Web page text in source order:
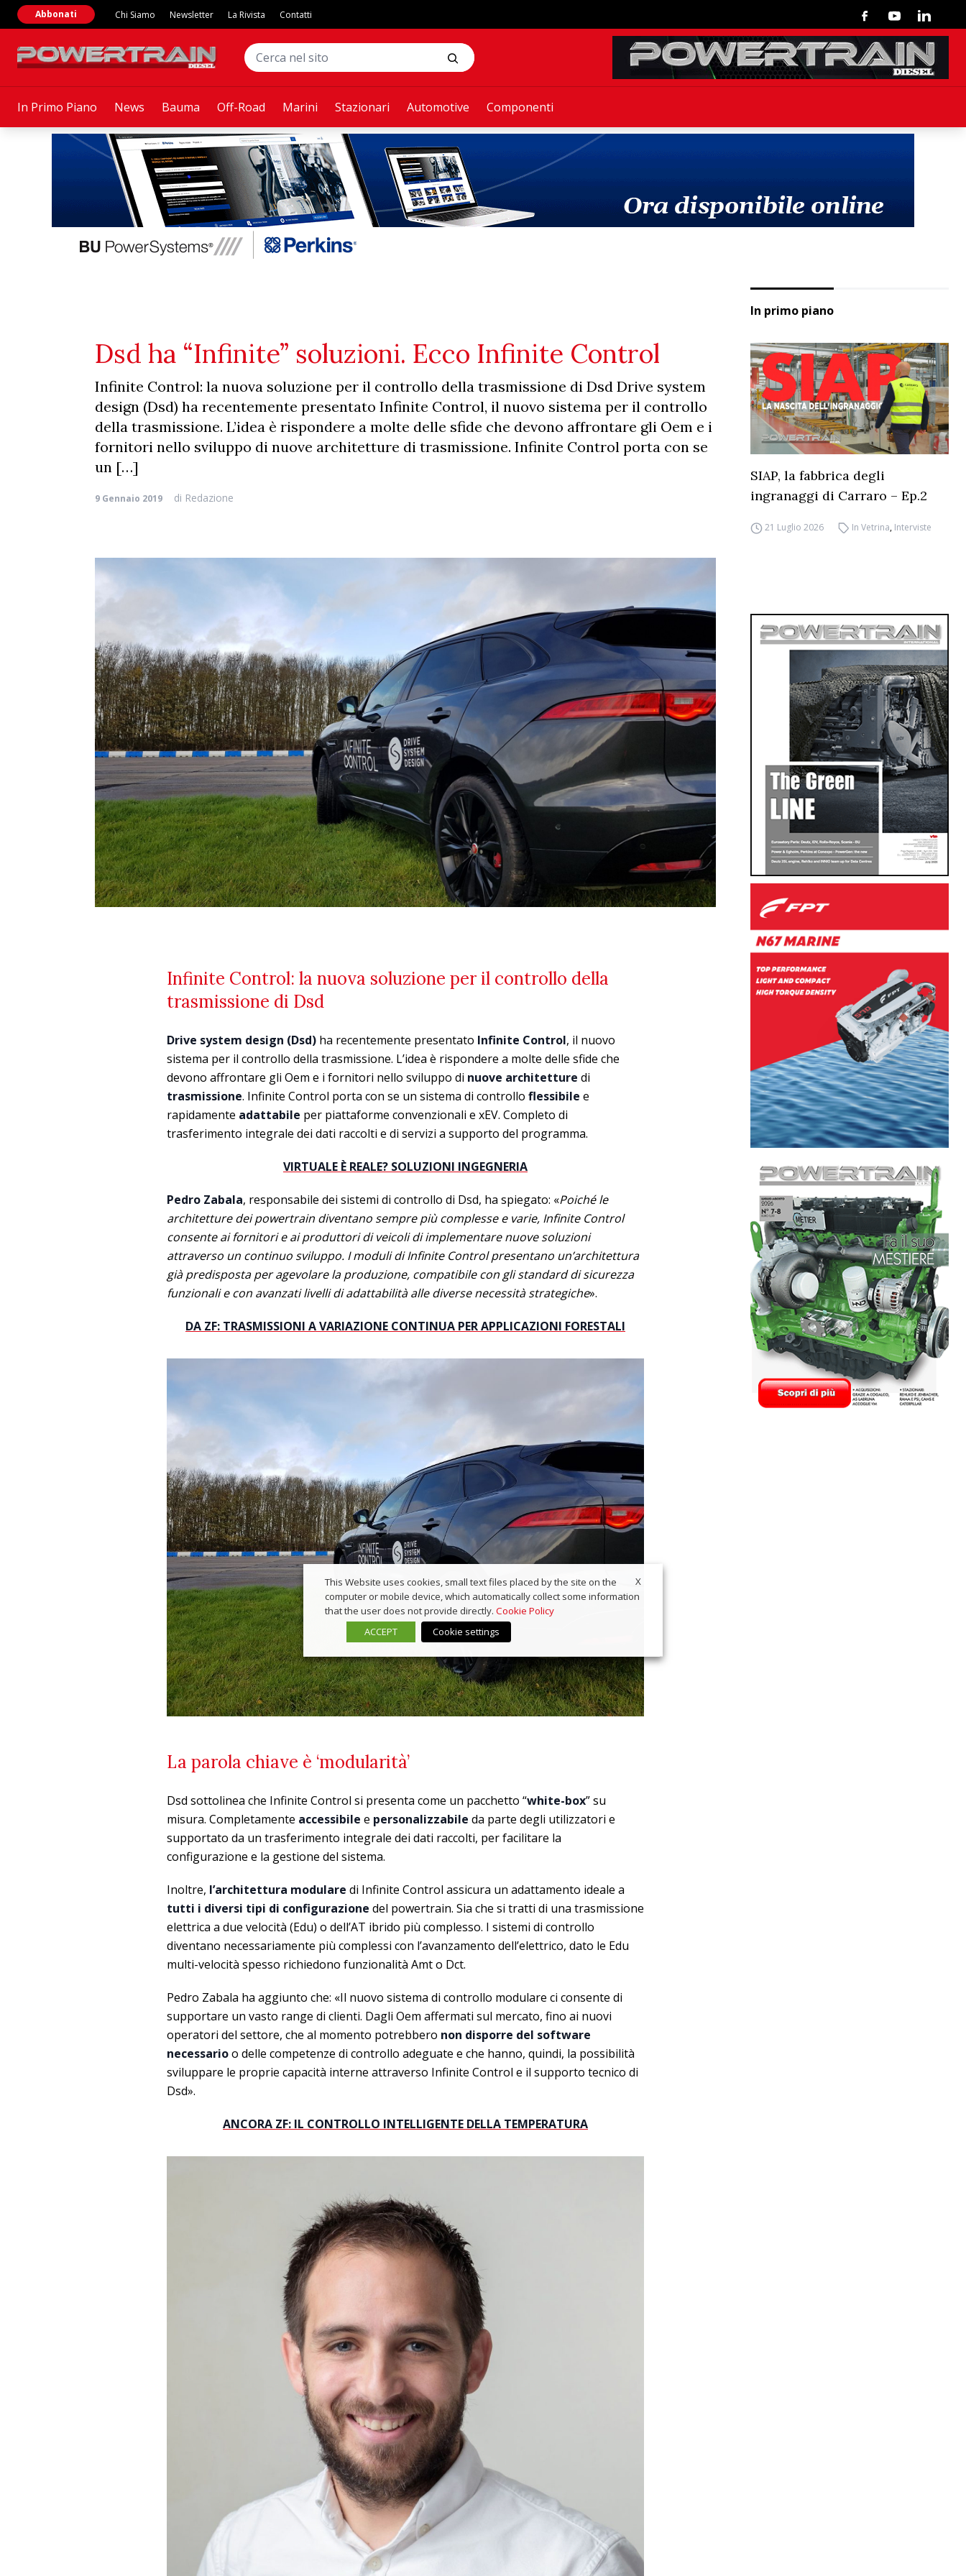
In Primo Piano News Bauma Off-Road Marini Stazionari Automotive Componenti
Abbonati Chi Siamo Newsletter La Rivista Contatti FacebookYoutubeLinkedin
Dsd ha “Infinite” soluzioni. Ecco Infinite Control
Infinite Control: la nuova soluzione per il controllo della trasmissione di Dsd Drive system
design (Dsd) ha recentemente presentato Infinite Control, il nuovo sistema per il controllo
della trasmissione. L’idea è rispondere a molte delle sfide che devono affrontare gli Oem e i
fornitori nello sviluppo di nuove architetture di trasmissione. Infinite Control porta con se
un […]
9 Gennaio 2019 di Redazione
Infinite Control: la nuova soluzione per il controllo della
trasmissione di Dsd
Drive system design (Dsd) ha recentemente presentato Infinite Control, il nuovo
sistema per il controllo della trasmissione. L’idea è rispondere a molte delle sfide che
devono affrontare gli Oem e i fornitori nello sviluppo di nuove architetture di
trasmissione. Infinite Control porta con se un sistema di controllo flessibile e
rapidamente adattabile per piattaforme convenzionali e xEV. Completo di
trasferimento integrale dei dati raccolti e di servizi a supporto del programma.
VIRTUALE È REALE? SOLUZIONI INGEGNERIA
Pedro Zabala, responsabile dei sistemi di controllo di Dsd, ha spiegato: «Poiché le
architetture dei powertrain diventano sempre più complesse e varie, Infinite Control
consente ai fornitori e ai produttori di veicoli di implementare nuove soluzioni
attraverso un continuo sviluppo. I moduli di Infinite Control presentano un’architettura
già predisposta per agevolare la produzione, compatibile con gli standard di sicurezza
funzionali e con avanzati livelli di adattabilità alle diverse necessità strategiche».
DA ZF: TRASMISSIONI A VARIAZIONE CONTINUA PER APPLICAZIONI FORESTALI
La parola chiave è ‘modularità’
Dsd sottolinea che Infinite Control si presenta come un pacchetto “white-box” su
misura. Completamente accessibile e personalizzabile da parte degli utilizzatori e
supportato da un trasferimento integrale dei dati raccolti, per facilitare la
configurazione e la gestione del sistema.
Inoltre, l’architettura modulare di Infinite Control assicura un adattamento ideale a
tutti i diversi tipi di configurazione del powertrain. Sia che si tratti di una trasmissione
elettrica a due velocità (Edu) o dell’AT ibrido più complesso. I sistemi di controllo
diventano necessariamente più complessi con l’avanzamento dell’elettrico, dato le Edu
multi-velocità spesso richiedono funzionalità Amt o Dct.
Pedro Zabala ha aggiunto che: «Il nuovo sistema di controllo modulare ci consente di
supportare un vasto range di clienti. Dagli Oem affermati sul mercato, fino ai nuovi
operatori del settore, che al momento potrebbero non disporre del software
necessarioo delle competenze di controllo adeguate e che hanno, quindi, la possibilità
sviluppare le proprie capacità interne attraverso Infinite Control e il supporto tecnico di
Dsd».
ANCORA ZF: IL CONTROLLO INTELLIGENTE DELLA TEMPERATURA
In primo piano
SIAP, la fabbrica degli
ingranaggi di Carraro – Ep.2
21 Luglio 2026 In Vetrina, Interviste
X
This Website uses cookies, small text files placed by the site on the
computer or mobile device, which automatically collect some information
that the user does not provide directly. Cookie Policy
ACCEPT
Cookie settings